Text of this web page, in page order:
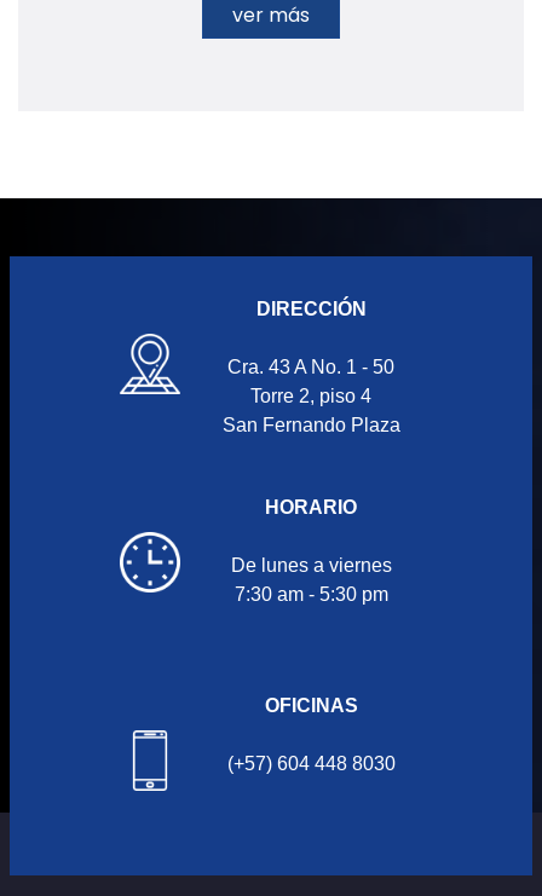
ver más
DIRECCIÓN
Cra. 43 A No. 1 - 50
Torre 2, piso 4
San Fernando Plaza
HORARIO
De lunes a viernes
7:30 am - 5:30 pm
OFICINAS
(+57) 604 448 8030